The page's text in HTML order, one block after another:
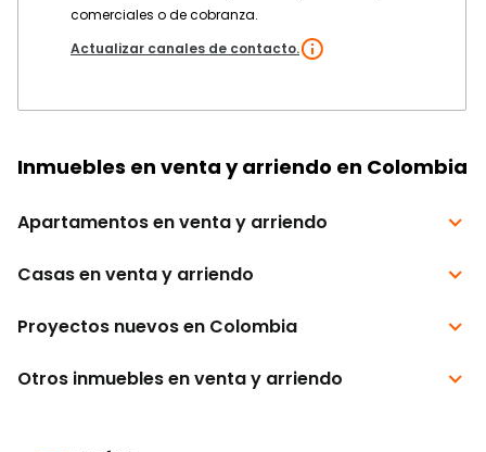
comerciales o de cobranza.
Actualizar canales de contacto.